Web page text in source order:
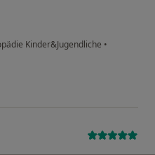
Kinder&Jugendliche •